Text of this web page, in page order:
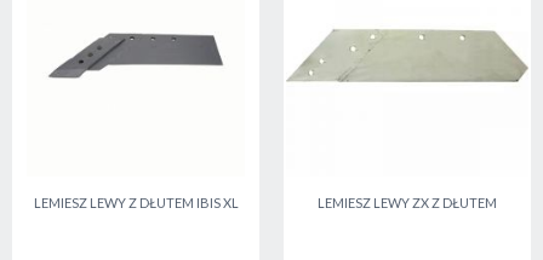
LEMIESZ LEWY Z DŁUTEM IBIS XL LEMIESZ LEWY ZX Z DŁUTEM